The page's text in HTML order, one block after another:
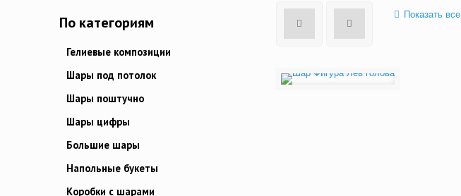
Показать все
По категориям
Гелиевые композиции
Шары под потолок
Шары поштучно
Шары цифры
Большие шары
Напольные букеты
Коробки с шарами